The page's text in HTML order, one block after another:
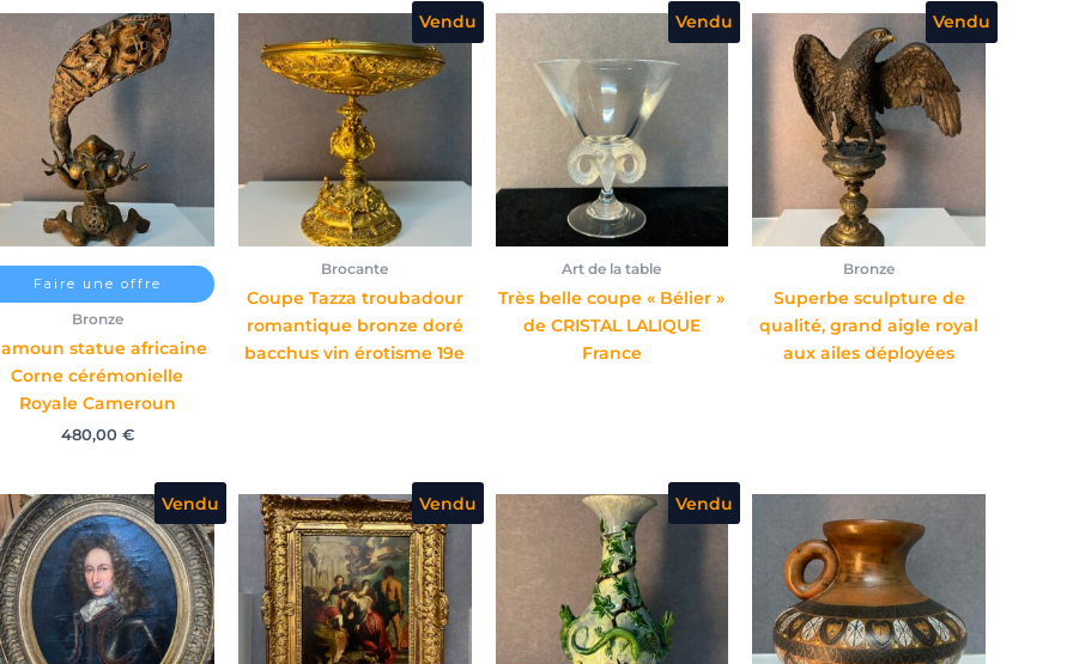
Faire une offre
Bronze
statue africaine
Corne cérémonielle
Royale Cameroun
480,00 €
Vendu
Brocante
Coupe Tazza troubadour
romantique bronze doré
bacchus vin érotisme 19e
Vendu
Art de la table
Très belle coupe « Bélier »
de CRISTAL LALIQUE
France
Vendu
Bronze
Superbe sculpture de
qualité, grand aigle royal
aux ailes déployées
Vendu Vendu Vendu